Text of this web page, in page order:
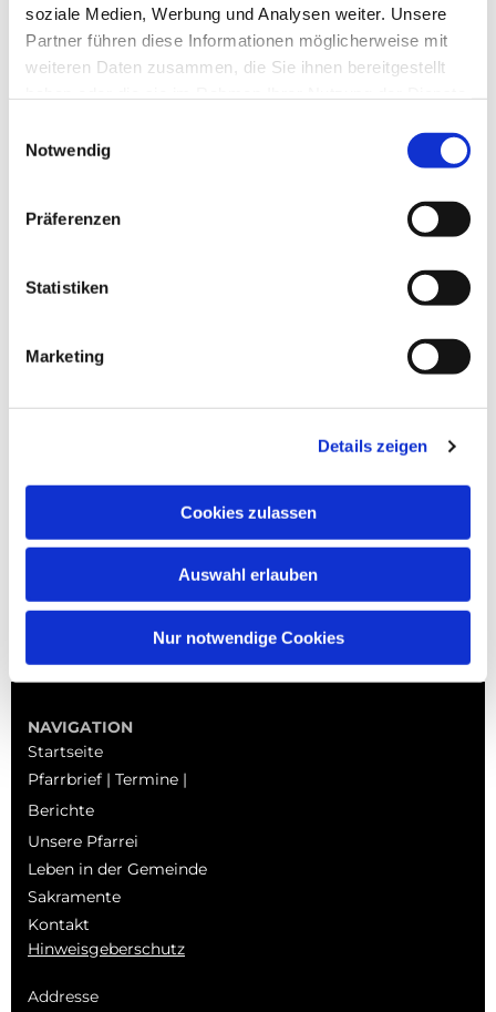
soziale Medien, Werbung und Analysen weiter. Unsere
Partner führen diese Informationen möglicherweise mit
weiteren Daten zusammen, die Sie ihnen bereitgestellt
Notwendig
Präferenzen
Statistiken
Marketing
Details zeigen
Cookies zulassen
Auswahl erlauben
Nur notwendige Cookies
Dies könnte Sie auch
interessieren
NAVIGATION
Startseite
Pfarrbrief | Termine |
Berichte
Unsere Pfarrei
Leben in der Gemeinde
Sakramente
Kontakt
Hinweisgeberschutz
Addresse